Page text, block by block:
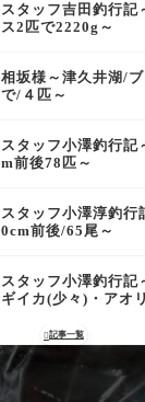
スタッフ吉田釣行記
ス2匹で2220g～
相坂様～津久井湖/
で/４匹～
スタッフ小澤釣行記
m前後78匹～
スタッフ小澤淳釣行
0cm前後/65尾～
スタッフ小澤釣行記
ギイカ(少々)・アオ
記事一覧